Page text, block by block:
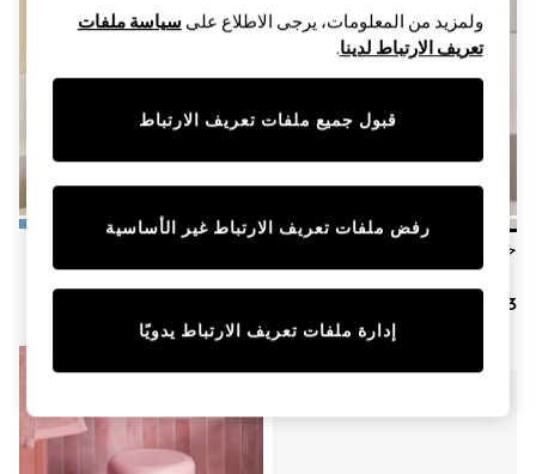
Beachwear
Skirts
Trousers
Sunglasses
Resort Styles
Boys' Travel Styles
Sunset Styles
Occasionwear
Sets & Outfits
Tops & T-Shirts
Polo Shirts
Shorts
Sun Safe
حاوية مضلعة من الراتنج
بدوَّاسة سعة 3 لترات
ولمزيد من المعلومات، يرجى الاطلاع على سياسة ملفات
تعريف الارتباط لدينا.
قبول جميع ملفات تعريف الارتباط
رفض ملفات تعريف الارتباط غير الأساسية
إدارة ملفات تعريف الارتباط يدويًا